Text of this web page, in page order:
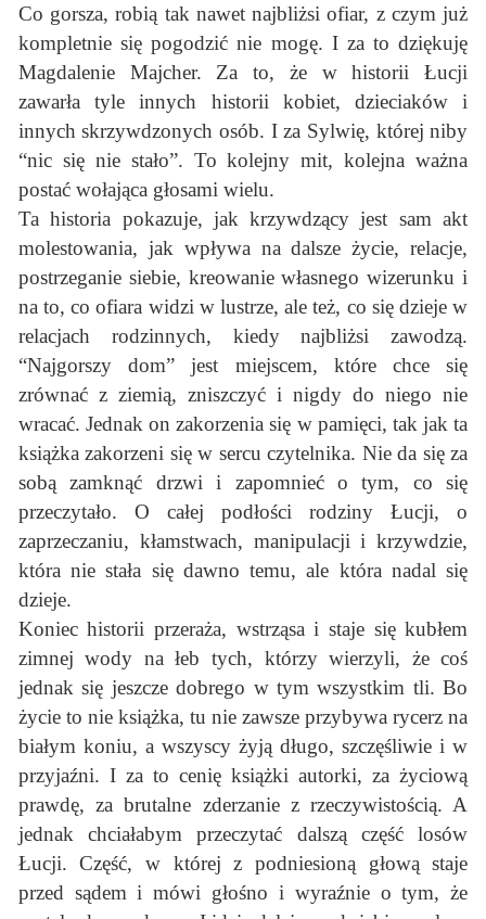
Co gorsza, robią tak nawet najbliżsi ofiar, z czym już
kompletnie się pogodzić nie mogę. I za to dziękuję
Magdalenie Majcher. Za to, że w historii Łucji
zawarła tyle innych historii kobiet, dzieciaków i
innych skrzywdzonych osób. I za Sylwię, której niby
“nic się nie stało”. To kolejny mit, kolejna ważna
postać wołająca głosami wielu.
Ta historia pokazuje, jak krzywdzący jest sam akt
molestowania, jak wpływa na dalsze życie, relacje,
postrzeganie siebie, kreowanie własnego wizerunku i
na to, co ofiara widzi w lustrze, ale też, co się dzieje w
relacjach rodzinnych, kiedy najbliżsi zawodzą.
“Najgorszy dom” jest miejscem, które chce się
zrównać z ziemią, zniszczyć i nigdy do niego nie
wracać. Jednak on zakorzenia się w pamięci, tak jak ta
książka zakorzeni się w sercu czytelnika. Nie da się za
sobą zamknąć drzwi i zapomnieć o tym, co się
przeczytało. O całej podłości rodziny Łucji, o
zaprzeczaniu, kłamstwach, manipulacji i krzywdzie,
która nie stała się dawno temu, ale która nadal się
dzieje.
Koniec historii przeraża, wstrząsa i staje się kubłem
zimnej wody na łeb tych, którzy wierzyli, że coś
jednak się jeszcze dobrego w tym wszystkim tli. Bo
życie to nie książka, tu nie zawsze przybywa rycerz na
białym koniu, a wszyscy żyją długo, szczęśliwie i w
przyjaźni. I za to cenię książki autorki, za życiową
prawdę, za brutalne zderzanie z rzeczywistością. A
jednak chciałabym przeczytać dalszą część losów
Łucji. Część, w której z podniesioną głową staje
przed sądem i mówi głośno i wyraźnie o tym, że